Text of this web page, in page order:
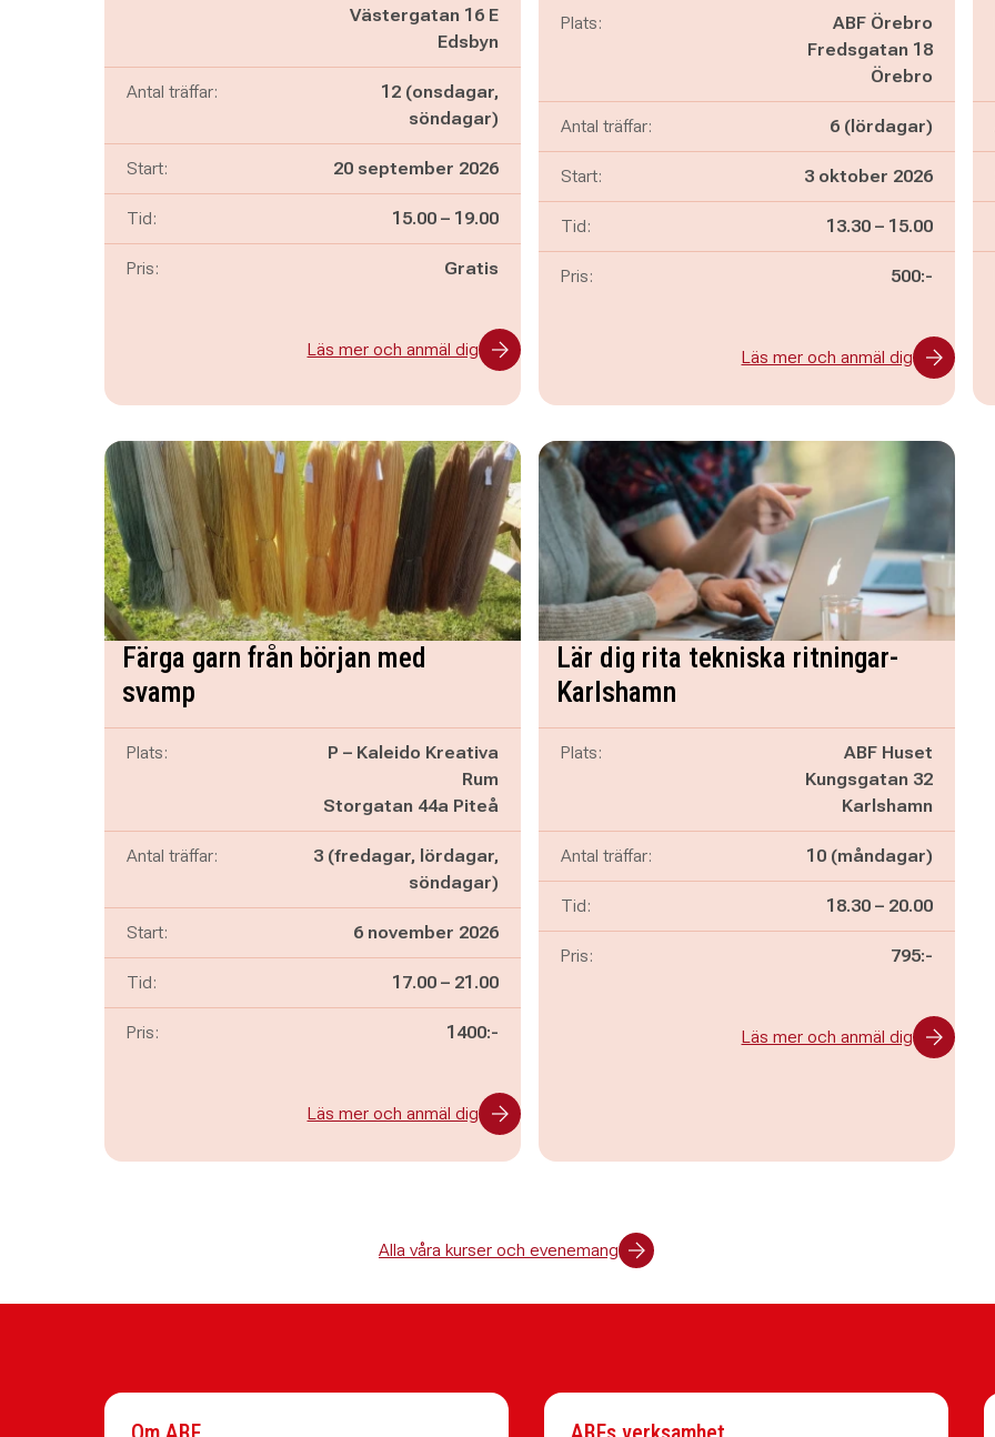
Västergatan 16 E
Edsbyn
Antal träffar:
12 (onsdagar,
söndagar)
Start: 20 september 2026
Tid: Pågår mellan
15.00 – och
19.00
Pris: Gratis
Läs mer och anmäl dig
Plats:
ABF Örebro
Fredsgatan 18
Örebro
Antal träffar: 6 (lördagar)
Start: 3 oktober 2026
Tid: Pågår mellan
13.30 – och
15.00
Pris: 500:-
Läs mer och anmäl dig
Färga garn från början med
svamp
Plats:
P – Kaleido Kreativa
Rum
Storgatan 44a Piteå
Antal träffar:
3 (fredagar, lördagar,
söndagar)
Start: 6 november 2026
Tid: Pågår mellan
17.00 – och
21.00
Pris: 1400:-
Läs mer och anmäl dig
Lär dig rita tekniska ritningar-
Karlshamn
Plats:
ABF Huset
Kungsgatan 32
Karlshamn
Antal träffar: 10 (måndagar)
Tid: Pågår mellan
18.30 – och
20.00
Pris: 795:-
Läs mer och anmäl dig
Alla våra kurser och evenemang